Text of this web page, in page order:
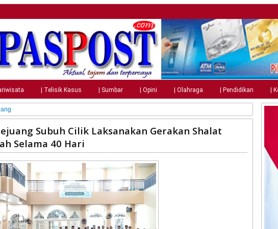
| Telisik Kasus | Sumbar | Opini | Olahraga | Pendidikan |
Subuh Cilik Laksanakan Gerakan Shalat
Selama 40 Hari